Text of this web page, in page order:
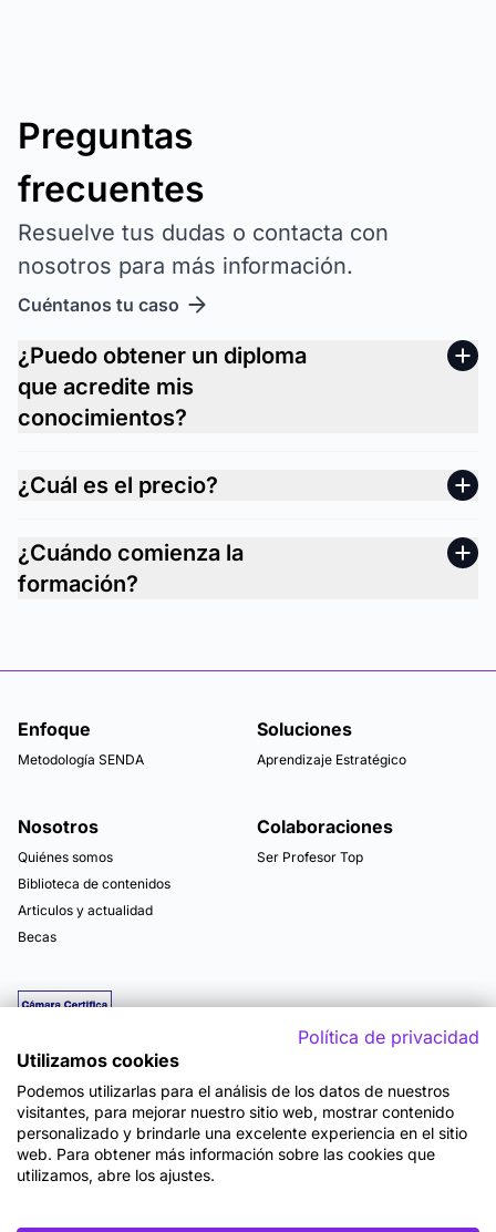
Preguntas
frecuentes
Resuelve tus dudas o contacta con
nosotros para más información.
Cuéntanos tu caso
¿Puedo obtener un diploma
que acredite mis
conocimientos?
¿Cuál es el precio?
¿Cuándo comienza la
formación?
Enfoque
Metodología SENDA
Soluciones
Aprendizaje Estratégico
Nosotros
Quiénes somos
Biblioteca de contenidos
Articulos y actualidad
Becas
Colaboraciones
Ser Profesor Top
Mapa del sitio
Términos y Condiciones de Uso
Política de privacidad
Utilizamos cookies
Podemos utilizarlas para el análisis de los datos de nuestros
visitantes, para mejorar nuestro sitio web, mostrar contenido
personalizado y brindarle una excelente experiencia en el sitio
web. Para obtener más información sobre las cookies que
utilizamos, abre los ajustes.